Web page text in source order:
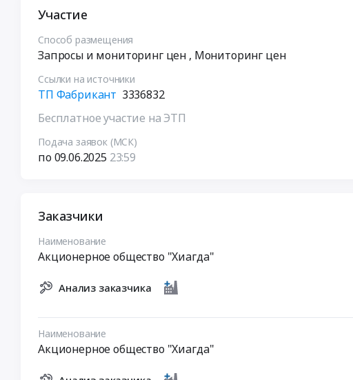
Участие
Способ размещения
Запросы и мониторинг цен , Мониторинг цен
Ссылки на источники
ТП Фабрикант 3336832
Бесплатное участие на ЭТП
Подача заявок (МСК)
по 09.06.2025 23:59
Заказчики
Наименование
Акционерное общество "Хиагда"
Анализ заказчика
Наименование
Акционерное общество "Хиагда"